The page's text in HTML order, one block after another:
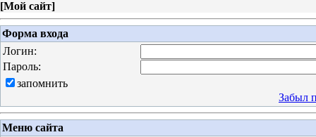
[Мой сайт]
Форма входа
Логин:
Пароль:
запомнить
Забыл
Меню сайта